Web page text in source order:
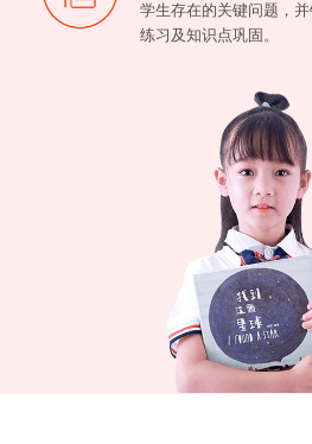
学生存在的关键问题，
练习及知识点巩固。